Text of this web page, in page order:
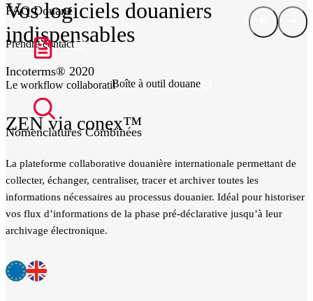
Prendre contact
Boîte à outil douane
Vos logiciels douaniers
indispensables
Le workflow collaboratif
ZEN via conex™
La plateforme collaborative douanière internationale permettant de
collecter, échanger, centraliser, tracer et archiver toutes les
informations nécessaires au processus douanier. Idéal pour historiser
vos flux d’informations de la phase pré-déclarative jusqu’à leur
archivage électronique.
FAQ Douane
Incoterms® 2020
Nomenclatures Combinées